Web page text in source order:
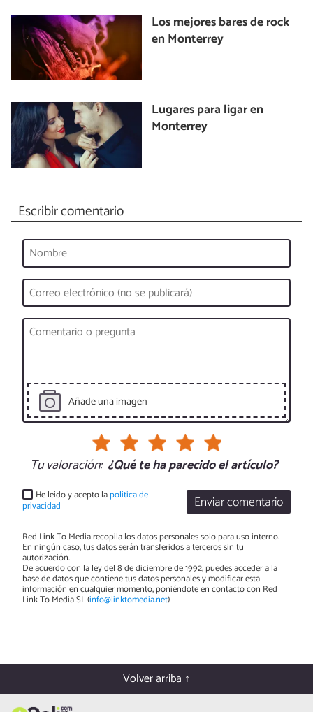
Los mejores bares de rock
en Monterrey
Lugares para ligar en
Monterrey
Escribir comentario
Añade una imagen
Tu valoración: ¿Qué te ha parecido el artículo?
Enviar comentario
He leído y acepto lapolítica de
privacidad
Red Link To Media recopila los datos personales solo para uso interno.
En ningún caso, tus datos serán transferidos a terceros sin tu
autorización.
De acuerdo con la ley del 8 de diciembre de 1992, puedes acceder a la
base de datos que contiene tus datos personales y modificar esta
información en cualquier momento, poniéndote en contacto con Red
Link To Media SL (info@linktomedia.net)
Volver arriba ↑